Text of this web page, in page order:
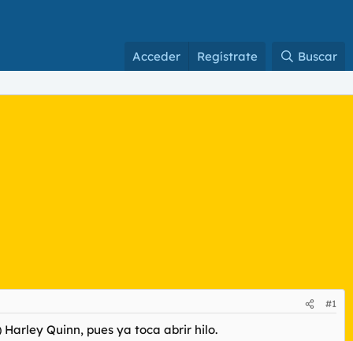
Acceder Regístrate Buscar
#1
Quinn, pues ya toca abrir hilo.